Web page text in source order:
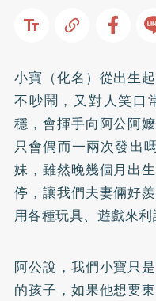
小寶（化名）從出生
不吵鬧，又對人笑口
穩，會揮手向阿公阿
只會偶而一兩次發出
妹，雖然晚幾個月出
停，讓我們夫妻倆好
用各種玩具、遊戲來利
阿公說，我們小寶只
的孩子，如果他想要